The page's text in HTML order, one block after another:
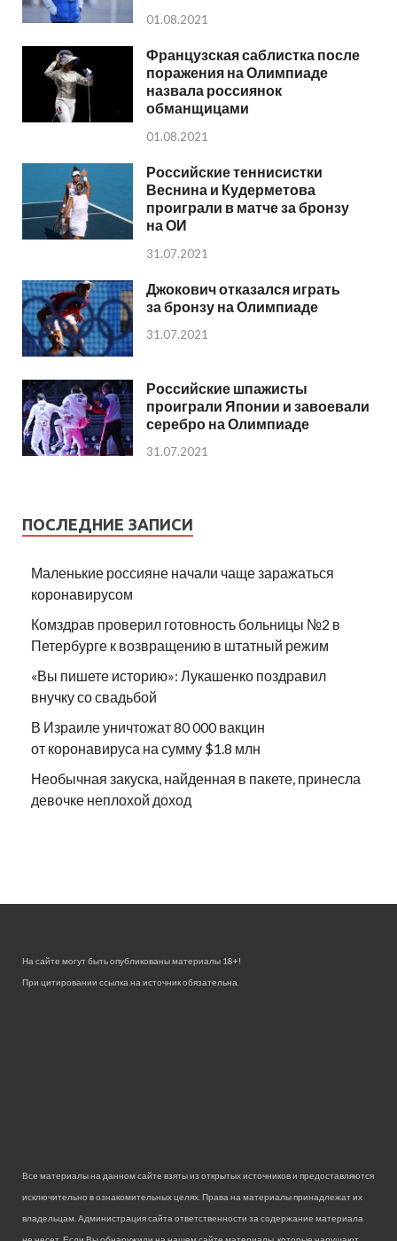
01.08.2021
Французская саблистка после
поражения на Олимпиаде
назвала россиянок
обманщицами
01.08.2021
Российские теннисистки
Веснина и Кудерметова
проиграли в матче за бронзу
на ОИ
31.07.2021
Джокович отказался играть
за бронзу на Олимпиаде
31.07.2021
Российские шпажисты
проиграли Японии и завоевали
серебро на Олимпиаде
31.07.2021
ПОСЛЕДНИЕ ЗАПИСИ
Маленькие россияне начали чаще заражаться
коронавирусом
Комздрав проверил готовность больницы №2 в
Петербурге к возвращению в штатный режим
«Вы пишете историю»: Лукашенко поздравил
внучку со свадьбой
В Израиле уничтожат 80 000 вакцин
от коронавируса на сумму $1.8 млн
Необычная закуска, найденная в пакете, принесла
девочке неплохой доход
На сайте могут быть опубликованы материалы 18+!
При цитировании ссылка на источник обязательна.
Все материалы на данном сайте взяты из открытых источников и предоставляются
исключительно в ознакомительных целях. Права на материалы принадлежат их
владельцам. Администрация сайта ответственности за содержание материала